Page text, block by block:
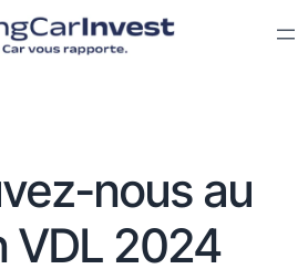
nous au
VDL 2024